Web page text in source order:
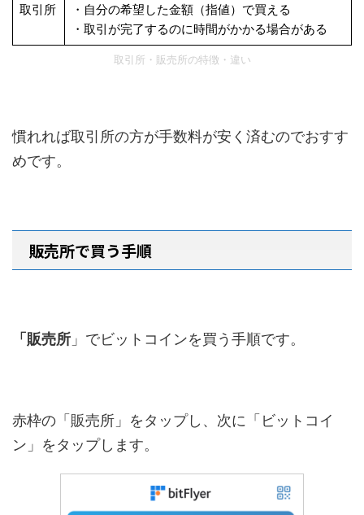
取引所
・自分の希望した金額（指値）で買える
・取引が完了するのに時間がかかる場合がある
取引所・販売所の特徴・違い
慣れれば取引所の方が手数料が安く済むのでおすす
めです。
販売所で買う手順
「販売所 」でビットコインを買う手順です。
赤枠の「販売所」をタップし、次に「ビットコイ
ン」をタップします。